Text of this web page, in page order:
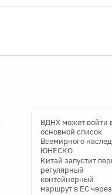
ВДНХ может войти
основной список
Всемирного
ЮНЕСКО
Китай запустит
регулярный
контейнерный
маршрут в ЕС через